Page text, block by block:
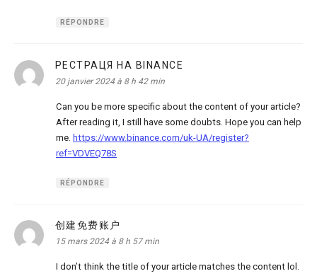
RÉPONDRE
РЕСТРАЦЯ НА BINANCE
20 janvier 2024 à 8 h 42 min
Can you be more specific about the content of your article?
After reading it, I still have some doubts. Hope you can help
me. https://www.binance.com/uk-UA/register?
ref=VDVEQ78S
RÉPONDRE
创建免费账户
15 mars 2024 à 8 h 57 min
I don’t think the title of your article matches the content lol.